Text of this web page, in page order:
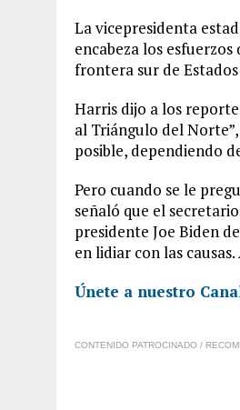
La vicepresidenta
encabeza los
frontera sur de Estados
Harris dijo a los
al Triángulo del
posible, dependiendo
Pero cuando se le
señaló que el
presidente Joe Biden
en lidiar con las causas.
Únete a nuestro
CONTENIDO PATROCINADO /